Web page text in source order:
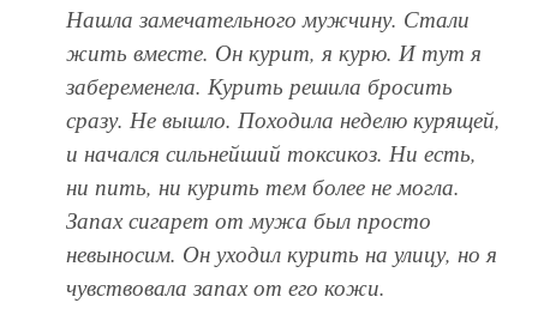
Нашла замечательного мужчину. Стали
жить вместе. Он курит, я курю. И тут я
забеременела. Курить решила бросить
сразу. Не вышло. Походила неделю курящей,
и начался сильнейший токсикоз. Ни есть,
ни пить, ни курить тем более не могла.
Запах сигарет от мужа был просто
невыносим. Он уходил курить на улицу, но я
чувствовала запах от его кожи.